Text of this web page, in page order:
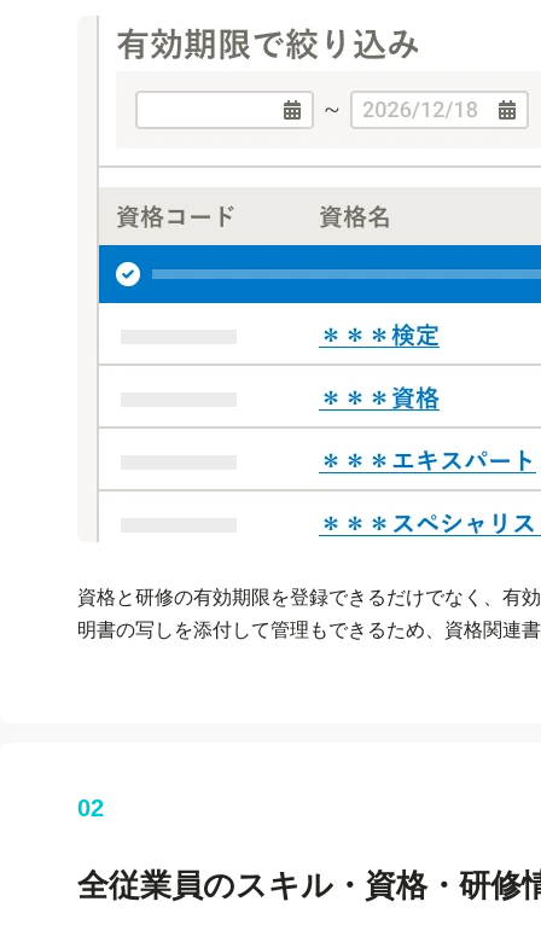
資格と研修の有効期限を登録できるだけでなく、有
明書の写しを添付して管理もできるため、資格関連
02
全従業員のスキル・資格・ 研修